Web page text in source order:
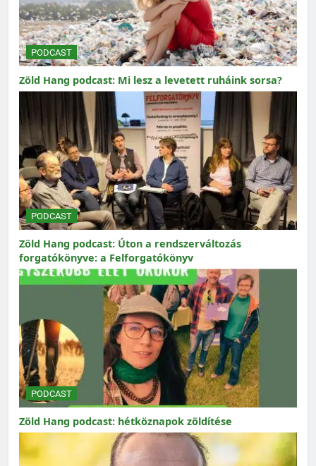
PODCAST
Zöld Hang podcast: Mi lesz a levetett ruháink sorsa?
PODCAST
Zöld Hang podcast: Úton a rendszerváltozás
forgatókönyve: a Felforgatókönyv
PODCAST
Zöld Hang podcast: hétköznapok zöldítése